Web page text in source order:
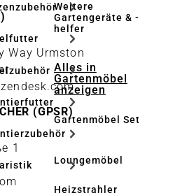
Weitere
Gartengeräte & -
helfer
Alles in
Gartenmöbel
anzeigen
Gartenmöbel Set
Loungemöbel
Heizstrahler
Way Urmston
(GPSR)
1